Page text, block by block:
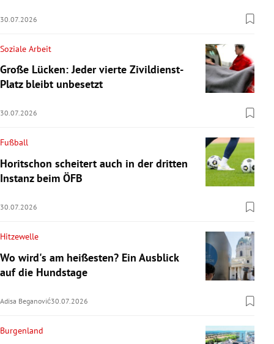
30.07.2026
Soziale Arbeit
Große Lücken: Jeder vierte Zivildienst-
Platz bleibt unbesetzt
30.07.2026
Fußball
Horitschon scheitert auch in der dritten
Instanz beim ÖFB
30.07.2026
Hitzewelle
Wo wird's am heißesten? Ein Ausblick
auf die Hundstage
Adisa Beganović30.07.2026
Burgenland